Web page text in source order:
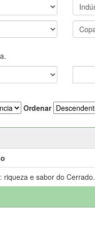
Ordenar
riqueza e sabor do Cerrado.